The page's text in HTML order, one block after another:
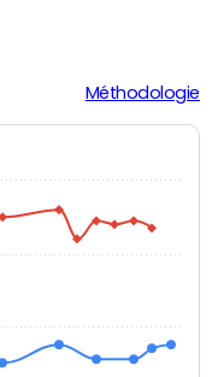
Méthodologie